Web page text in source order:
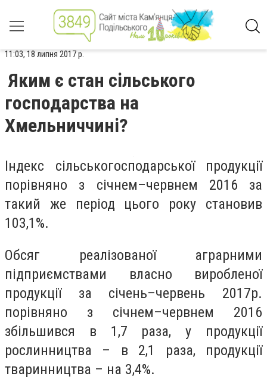
11:03, 18 липня 2017 р.
Яким є стан сільського
господарства на
Хмельниччині?
Індекс сільськогосподарської продукції
порівняно з січнем–червнем 2016 за
такий же період цього року становив
103,1%.
Обсяг реалізованої аграрними
підприємствами власно виробленої
продукції за січень–червень 2017р.
порівняно з січнем–червнем 2016
збільшився в 1,7 раза, у продукції
рослинництва – в 2,1 раза, продукції
тваринництва – на 3,4%.